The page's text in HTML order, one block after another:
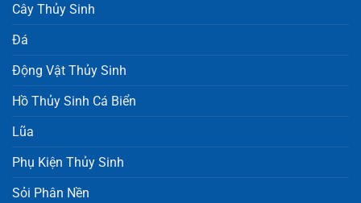
Cây Thủy Sinh
Đá
Động Vật Thủy Sinh
Hồ Thủy Sinh Cá Biển
Lũa
Phụ Kiện Thủy Sinh
Sỏi Phân Nền